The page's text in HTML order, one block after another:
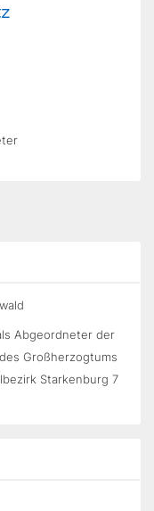
Abgeordneter der
Großherzogtums
Starkenburg 7